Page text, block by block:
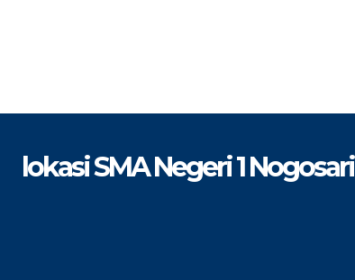
lokasi SMA Negeri 1 Nogosari